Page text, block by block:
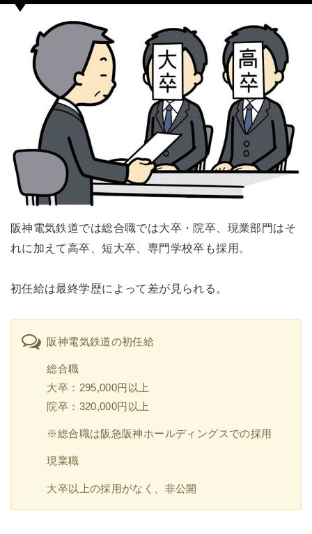
阪神電気鉄道では総合職では大卒・院卒、現業部門はそ
れに加えて高卒、短大卒、専門学校卒も採用。
初任給は最終学歴によって差が見られる。
阪神電気鉄道の初任給
総合職
大卒：295,000円以上
院卒：320,000円以上
※総合職は阪急阪神ホールディングスでの採用
現業職
大卒以上の採用がなく、非公開